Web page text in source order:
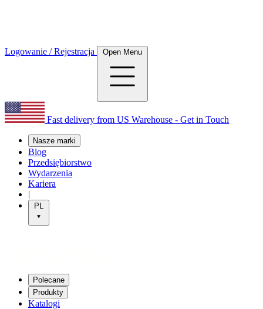
Logowanie / Rejestracja Open Menu
Fast delivery from US Warehouse - Get in Touch
Nasze marki
Blog
Przedsiębiorstwo
Wydarzenia
Kariera
|
PL
Polecane
Produkty
Katalogi